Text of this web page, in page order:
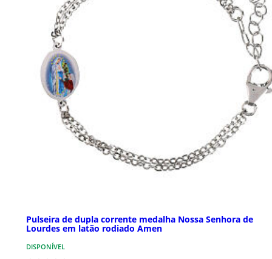
Pulseira de dupla corrente medalha Nossa Senhora de
Lourdes em latão rodiado Amen
DISPONÍVEL